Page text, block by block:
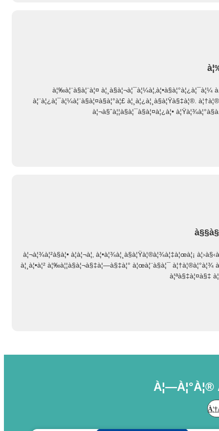
à¦‰à¦¨à§à¦¨à¦¤
à¦¨à¦¿à¦¯à¦¼à¦¨à§à¦¤à§à¦°à¦£ à¦¸à¦¿à¦¸à§à¦Ÿà§‡à¦®.
à¦¬à§ˆà¦¦à§à¦¯à§à¦¤à¦¿à¦•
à¦¬à¦¾à¦²à§à¦• à¦à¦¬à¦‚ à¦•à¦¾à¦¸à§à¦Ÿà¦®à¦¾à¦‡à¦œà¦¡
à¦¸à¦•à¦² à¦‰à¦¦à§à¦¬à§‡à¦—à§‡à¦° à¦œà¦¨à§à¦¯ à¦†à¦®à¦°à¦¾
à¦ªà§‡à¦¤à§‡
À¦—À¦°à¦®